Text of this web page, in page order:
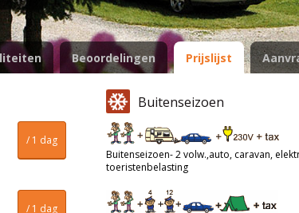
Beoordelingen Prijslijst
/ 1 dag
/ 1 dag
Buitenseizoen
Buitenseizoen- 2 volw.,auto, caravan,
toeristenbelasting